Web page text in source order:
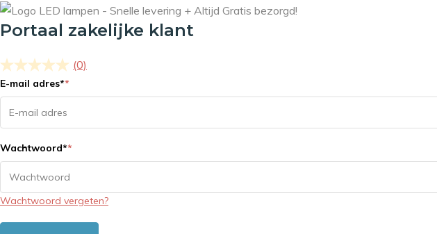
Portaal zakelijke klant
(0)
E-mail adres**
Wachtwoord**
Wachtwoord vergeten?